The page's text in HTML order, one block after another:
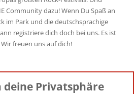
Community dazu! Wenn Du Spaß an
im Park und die deutschsprachige
registriere dich doch bei uns. Es ist
freuen uns auf dich!
deine Privatsphäre